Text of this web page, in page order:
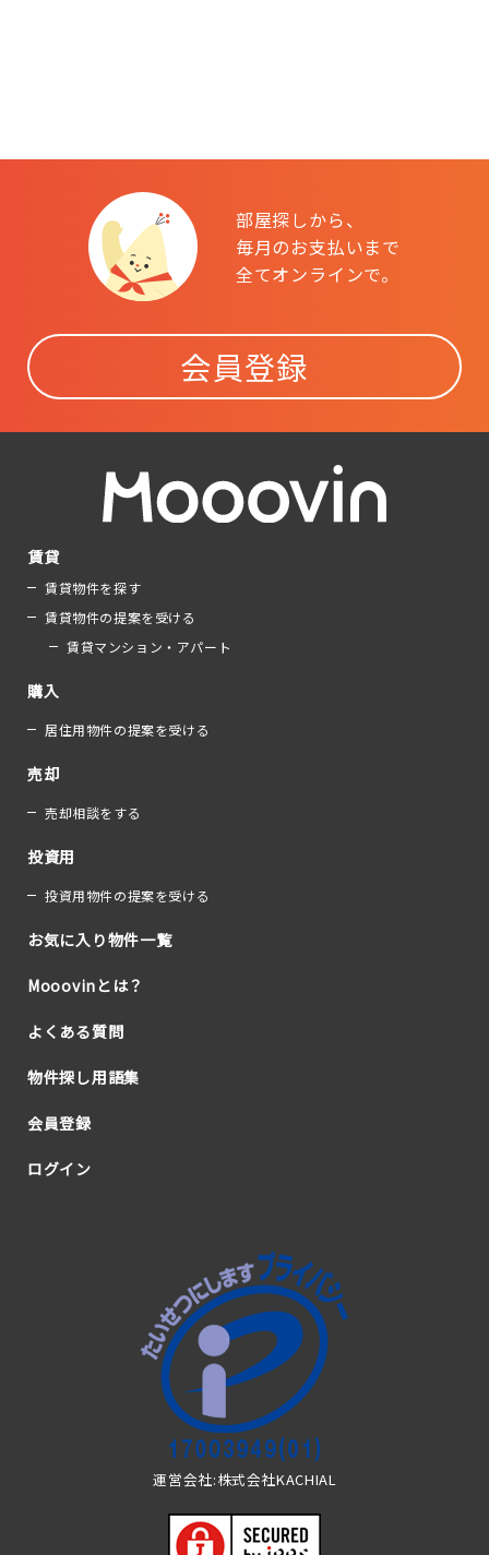
部屋探しから、
毎月のお支払いまで
全てオンラインで。
会員登録
賃貸
賃貸物件を探す
賃貸物件の提案を受ける
賃貸マンション・アパート
購入
居住用物件の提案を受ける
売却
売却相談をする
投資用
投資用物件の提案を受ける
お気に入り物件一覧
Mooovinとは？
よくある質問
物件探し用語集
会員登録
ログイン
運営会社:株式会社KACHIAL